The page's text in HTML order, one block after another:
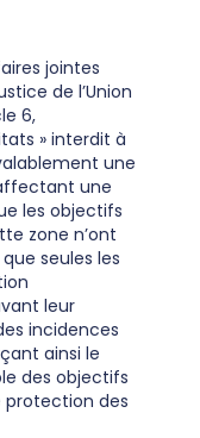
jointes
de l’Union
6,
» interdit à
une
une
les objectifs
zone n’ont
seules les
leur
incidences
ainsi le
des objectifs
protection des